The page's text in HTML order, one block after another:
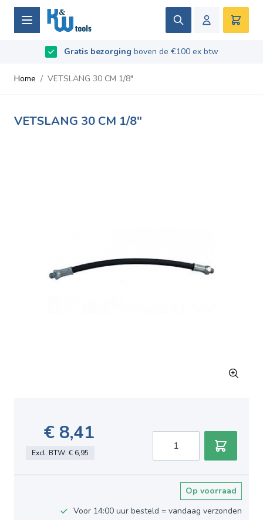
Ga naar de inhoud
Zoek
Gratis bezorging boven de €100 ex btw
Beoordeeld met9.5/10- Gebaseerd op 669 recensies
Home / VETSLANG 30 CM 1/8"
VETSLANG 30 CM 1/8"
€ 8,41
Excl. BTW: € 6,95
Op voorraad
Voor 14:00 uur besteld = vandaag verzonden